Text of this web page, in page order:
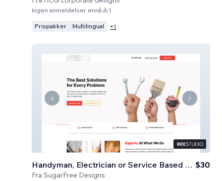
Ingen anmeldelser ennå 1
Prispakker Multilingual +1
Handyman, Electrician or Service Based Business
Fra SugarFree Designs
$30